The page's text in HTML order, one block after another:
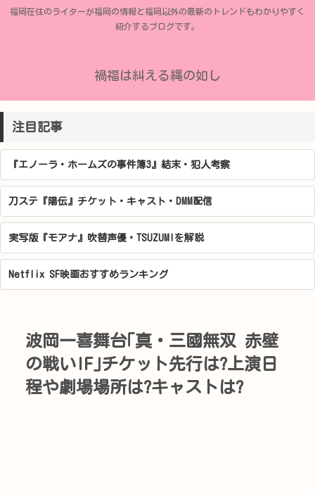
福岡在住のライターが福岡の情報と福岡以外の最新のトレンドもわかりやすく
紹介するブログです。
禍福は糾える縄の如し
注目記事
『エノーラ・ホームズの事件簿3』結末・犯人考察
刀ステ『陽伝』チケット・キャスト・DMM配信
実写版『モアナ』吹替声優・TSUZUMIを解説
Netflix SF映画おすすめランキング
波岡一喜舞台｢真・三國無双 赤壁
の戦いIF｣チケット先行は?上演日
程や劇場場所は?キャストは?